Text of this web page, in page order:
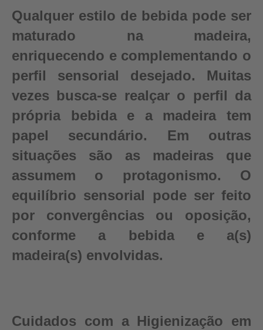
Qualquer estilo de bebida pode ser
maturado na madeira,
enriquecendo e complementando o
perfil sensorial desejado. Muitas
vezes busca-se realçar o perfil da
própria bebida e a madeira tem
papel secundário. Em outras
situações são as madeiras que
assumem o protagonismo. O
equilíbrio sensorial pode ser feito
por convergências ou oposição,
conforme a bebida e a(s)
madeira(s) envolvidas.
Cuidados com a Higienização em